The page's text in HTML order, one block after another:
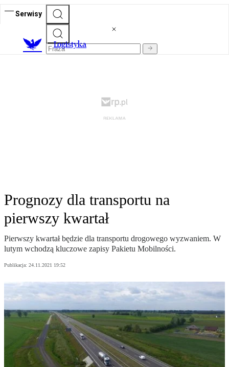
Serwisy
Logistyka
Prognozy dla transportu na
pierwszy kwartał
Pierwszy kwartał będzie dla transportu drogowego wyzwaniem. W
lutym wchodzą kluczowe zapisy Pakietu Mobilności.
Publikacja: 24.11.2021 19:52